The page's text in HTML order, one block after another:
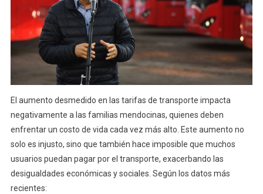
El aumento desmedido en las tarifas de transporte impacta
negativamente a las familias mendocinas, quienes deben
enfrentar un costo de vida cada vez más alto. Este aumento no
solo es injusto, sino que también hace imposible que muchos
usuarios puedan pagar por el transporte, exacerbando las
desigualdades económicas y sociales. Según los datos más
recientes: